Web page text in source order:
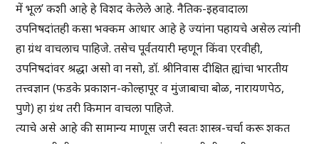
में भूल’ कशी आहे हे विशद केलेले आहे. नैतिक-इहवादाला
उपनिषदांतही कसा भक्कम आधार आहे हे ज्यांना पहायचे असेल त्यांनी
हा ग्रंथ वाचलाच पाहिजे. तसेच पूर्वतयारी म्हणून किंवा एरवीही,
उपनिषदांवर श्रद्धा असो वा नसो, डॉ. श्रीनिवास दीक्षित ह्यांचा भारतीय
तत्त्वज्ञान (फडके प्रकाशन-कोल्हापूर व मुंजाबाचा बोळ, नारायणपेठ,
पुणे) हा ग्रंथ तरी किमान वाचला पाहिजे.
त्याचे असे आहे की सामान्य माणूस जरी स्वतः शास्त्र-चर्चा करू शकत